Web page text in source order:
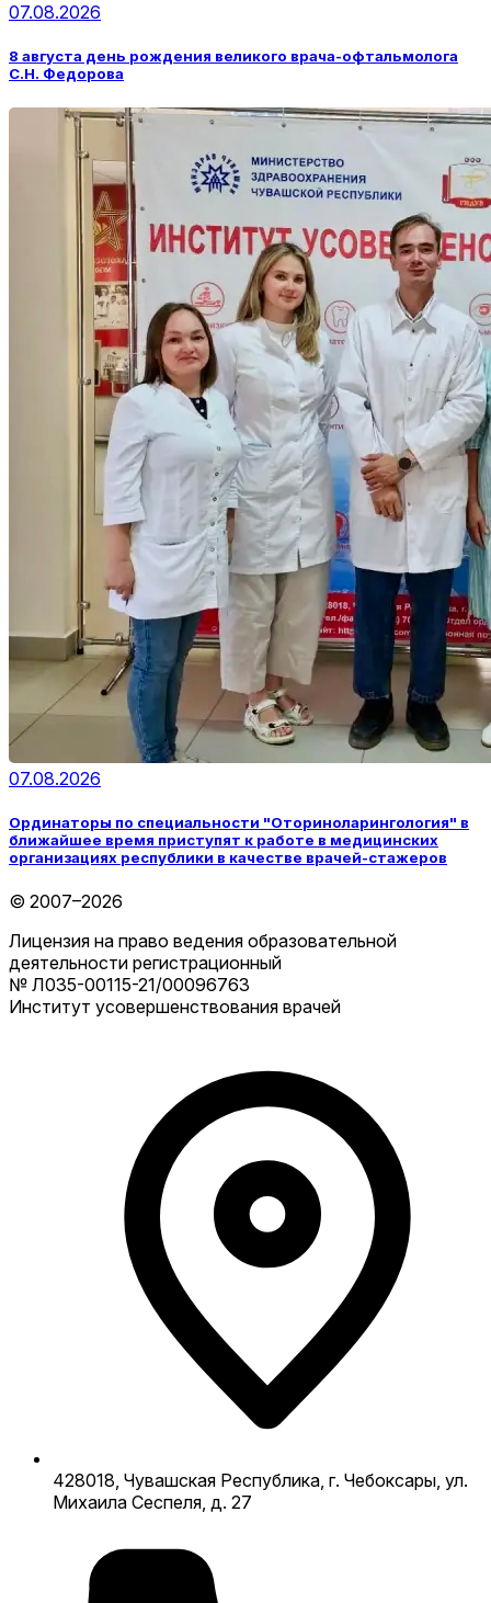
07.08.2026
8 августа день рождения великого врача-офтальмолога
С.Н. Федорова
07.08.2026
Ординаторы по специальности "Оториноларингология" в
ближайшее время приступят к работе в медицинских
организациях республики в качестве врачей-стажеров
© 2007–2026
Лицензия на право ведения образовательной
деятельности регистрационный
№ Л035-00115-21/00096763
Институт усовершенствования врачей
428018, Чувашская Республика, г. Чебоксары, ул.
Михаила Сеспеля, д. 27